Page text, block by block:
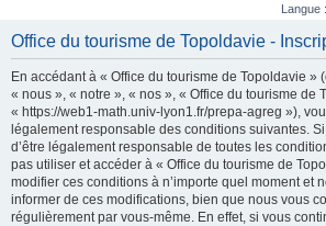
Langue :
Office du tourisme de Topoldavie -
En accédant à « Office du tourisme de Topoldavie »
« nous », « notre », « nos », « Office du tourisme de
« https://web1-math.univ-lyon1.fr/prepa-agreg »),
légalement responsable des conditions suivantes.
d’être légalement responsable de toutes les
pas utiliser et accéder à « Office du tourisme de
modifier ces conditions à n’importe quel moment et
informer de ces modifications, bien que nous vous
régulièrement par vous-même. En effet, si vous